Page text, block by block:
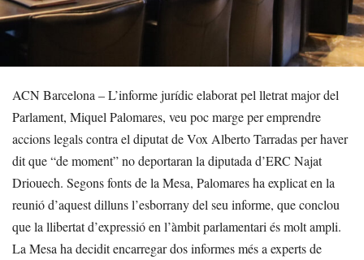
ACN Barcelona – L’informe jurídic elaborat pel lletrat major del
Parlament, Miquel Palomares, veu poc marge per emprendre
accions legals contra el diputat de Vox Alberto Tarradas per haver
dit que “de moment” no deportaran la diputada d’ERC Najat
Driouech. Segons fonts de la Mesa, Palomares ha explicat en la
reunió d’aquest dilluns l’esborrany del seu informe, que conclou
que la llibertat d’expressió en l’àmbit parlamentari és molt ampli.
La Mesa ha decidit encarregar dos informes més a experts de